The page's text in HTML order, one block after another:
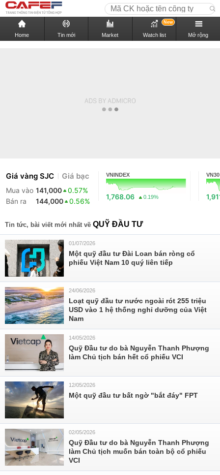
Home Tin mới Market Watch list
New
Mở rộng
Giá vàng SJC Giá bạc
Mua vào 141,000
0.57%
Bán ra
144,000 0.56%
VNINDEX
1,768.06 0.19%
VN30
Tin tức, bài viết mới nhất về QUỸ ĐẦU TƯ
01/07/2026
Một quỹ đầu tư Đài Loan bán ròng cổ
phiếu Việt Nam 10 quý liên tiếp
24/06/2026
Loạt quỹ đầu tư nước ngoài rót 255 triệu
USD vào 1 hệ thống nghỉ dưỡng của Việt
Nam
14/05/2026
Quỹ Đầu tư do bà Nguyễn Thanh Phượng
làm Chủ tịch bán hết cổ phiếu VCI
12/05/2026
Một quỹ đầu tư bất ngờ "bắt đáy" FPT
02/05/2026
Quỹ Đầu tư do bà Nguyễn Thanh Phượng
làm Chủ tịch muốn bán toàn bộ cổ phiếu
VCI